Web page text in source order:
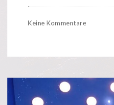
Keine Kommentare